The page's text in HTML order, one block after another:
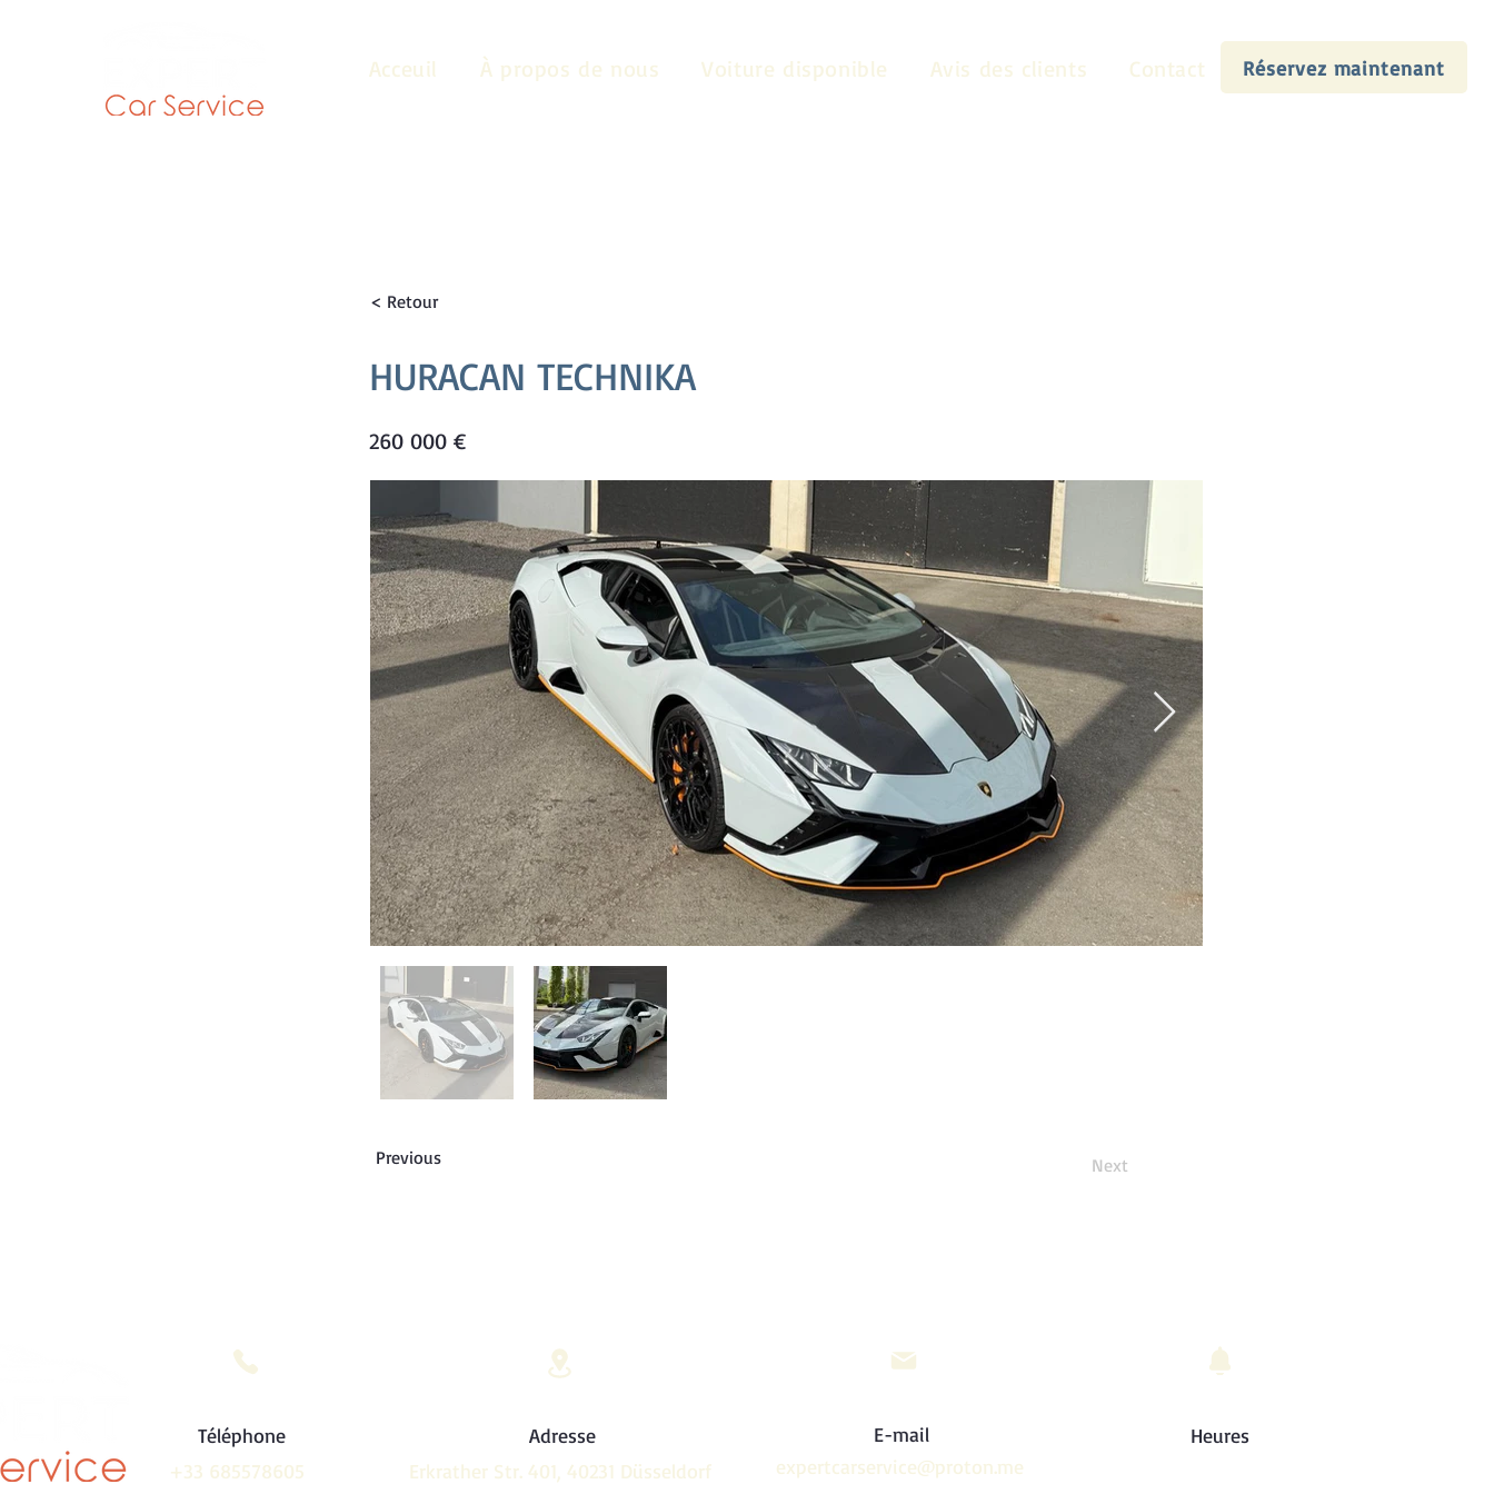
Acceuil À propos de nous Voiture disponible Avis des clients Contact Réservez maintenant
< Retour
HURACAN TECHNIKA
260 000 €
Previous Next
Téléphone
+33 685578605
Adresse
Erkrather Str. 401, 40231 Düsseldorf
E-mail
expertcarservice@proton.me
Heures